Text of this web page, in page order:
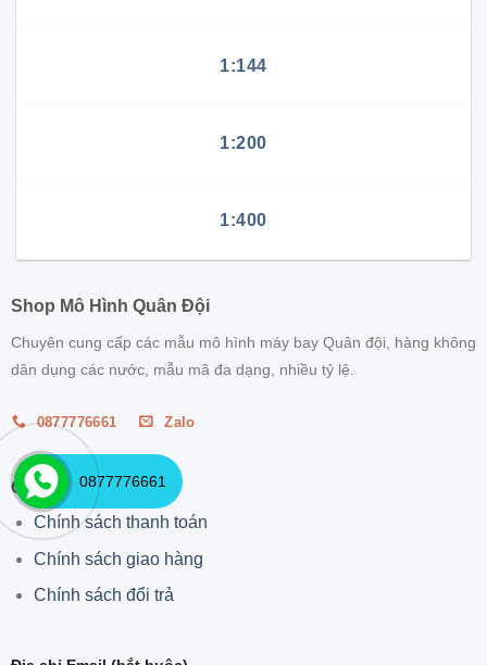
1:144
1:200
1:400
Shop Mô Hình Quân Đội
Chuyên cung cấp các mẫu mô hình máy bay Quân đội, hàng không
dân dụng các nước, mẫu mã đa dạng, nhiều tỷ lệ.
0877776661 Zalo
CHÍNH SÁCH
Chính sách thanh toán
Chính sách giao hàng
Chính sách đổi trả
0877776661